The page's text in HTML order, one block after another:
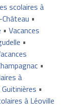
scolaires à
•
• Vacances
•
•
à
•
à Léoville